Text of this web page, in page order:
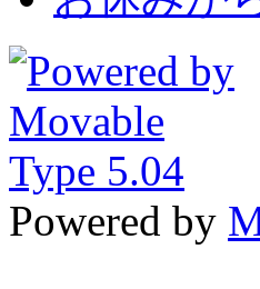
Powered by